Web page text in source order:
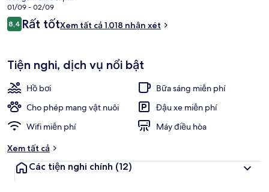
là
2.594.326 ₫
01/09 - 02/09
Nhận
xét
8,48,4 trên 10,
Rất tốtXem tất cả 1.018 nhận xét
Tiện nghi, dịch vụ nổi bật
Hồ bơi
Bữa sáng miễn phí
Cho phép mang vật nuôi
Đậu xe miễn phí
Wifi miễn phí
Máy điều hòa
Xem tất cả
Các tiện nghi chính (12)